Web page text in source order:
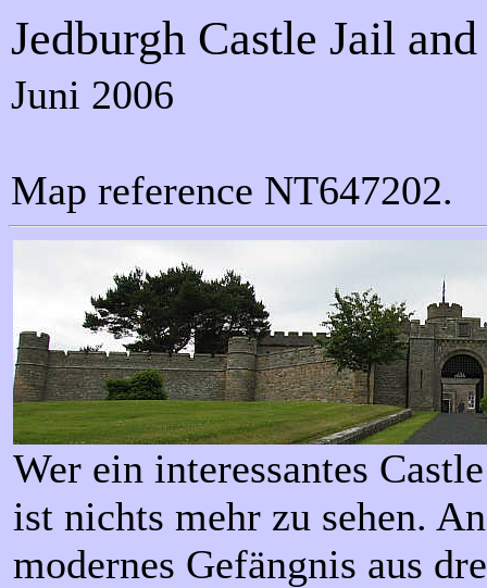
Jedburgh Castle Jail
Juni 2006
Map reference NT647202.
Wer ein interessantes
ist nichts mehr zu sehen.
modernes Gefängnis aus